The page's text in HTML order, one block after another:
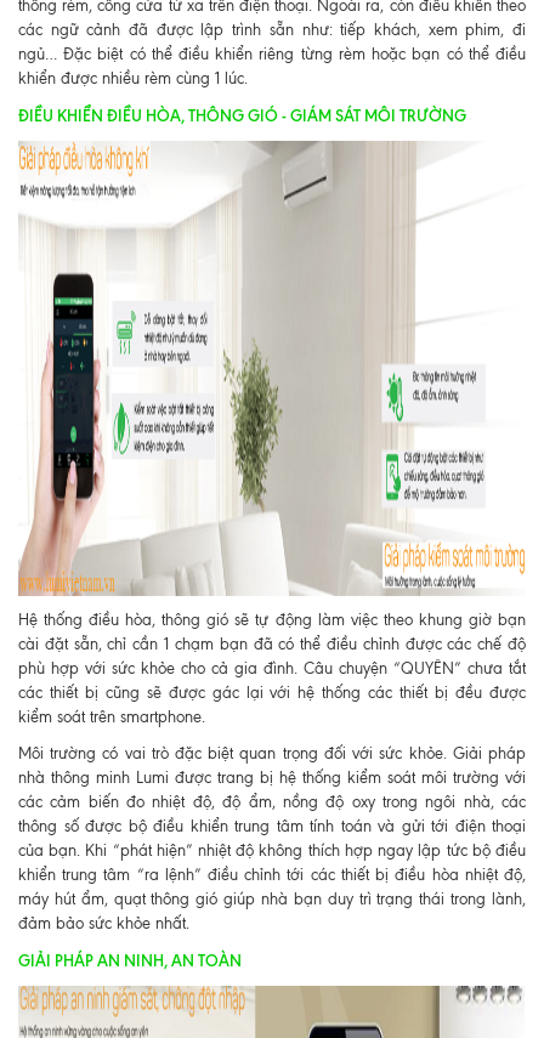
thống rèm, cổng cửa từ xa trên điện thoại. Ngoài ra, còn điều khiển theo
các ngữ cảnh đã được lập trình sẵn như: tiếp khách, xem phim, đi
ngủ… Đặc biệt có thể điều khiển riêng từng rèm hoặc bạn có thể điều
khiển được nhiều rèm cùng 1 lúc.
ĐIỀU KHIỂN ĐIỀU HÒA, THÔNG GIÓ - GIÁM SÁT MÔI TRƯỜNG
Hệ thống điều hòa, thông gió sẽ tự động làm việc theo khung giờ bạn
cài đặt sẵn, chỉ cần 1 chạm bạn đã có thể điều chỉnh được các chế độ
phù hợp với sức khỏe cho cả gia đình. Câu chuyện “QUYÊN” chưa tắt
các thiết bị cũng sẽ được gác lại với hệ thống các thiết bị đều được
kiểm soát trên smartphone.
Môi trường có vai trò đặc biệt quan trọng đối với sức khỏe. Giải pháp
nhà thông minh Lumi được trang bị hệ thống kiểm soát môi trường với
các cảm biến đo nhiệt độ, độ ẩm, nồng độ oxy trong ngôi nhà, các
thông số được bộ điều khiển trung tâm tính toán và gửi tới điện thoại
của bạn. Khi “phát hiện” nhiệt độ không thích hợp ngay lập tức bộ điều
khiển trung tâm “ra lệnh” điều chỉnh tới các thiết bị điều hòa nhiệt độ,
máy hút ẩm, quạt thông gió giúp nhà bạn duy trì trạng thái trong lành,
đảm bảo sức khỏe nhất.
GIẢI PHÁP AN NINH, AN TOÀN